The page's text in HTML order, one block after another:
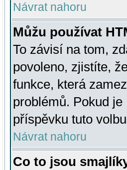
Návrat nahoru
Můžu používat
To závisí na tom,
povoleno, zjistíte,
funkce, která
problémů. Pokud
příspěvku tuto
Návrat nahoru
Co to jsou